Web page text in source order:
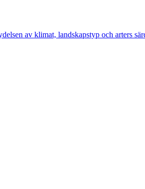
av klimat, landskapstyp och arters